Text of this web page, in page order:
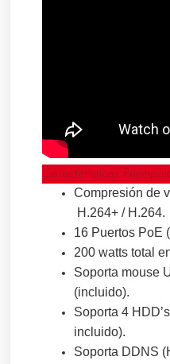
Características
Compresión de
H.264+ / H.264.
16 Puertos PoE
200 watts total
Soporta mouse
(incluido).
Soporta 4
incluido).
Soporta DDNS